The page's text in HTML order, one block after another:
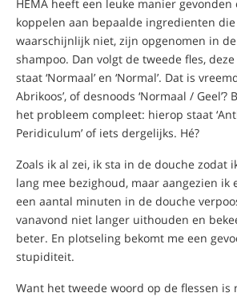
HEMA heeft een leuke manier
koppelen aan bepaalde ingredienten
waarschijnlijk niet, zijn opgenomen in
shampoo. Dan volgt de tweede fles,
staat ‘Normaal’ en ‘Normal’. Dat is
Abrikoos’, of desnoods ‘Normaal /
het probleem compleet: hierop staat
Peridiculum’ of iets dergelijks. Hé?
Zoals ik al zei, ik sta in de douche zodat
lang mee bezighoud, maar aangezien ik
een aantal minuten in de douche
vanavond niet langer uithouden en
beter. En plotseling bekomt me een
stupiditeit.
Want het tweede woord op de flessen is